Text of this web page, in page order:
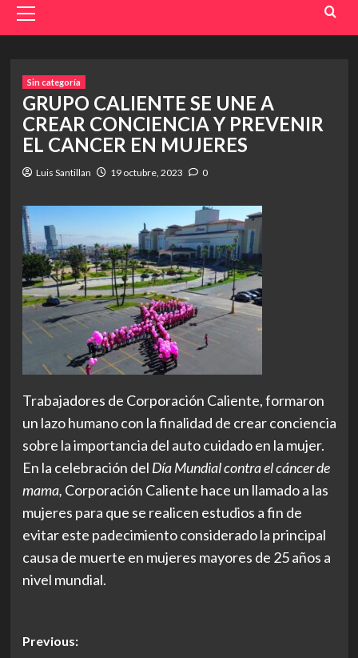
Menu
Sin categoría
GRUPO CALIENTE SE UNE A
CREAR CONCIENCIA Y PREVENIR
EL CANCER EN MUJERES
Luis Santillan 19 octubre, 2023 0
Trabajadores de Corporación Caliente, formaron
un lazo humano con la finalidad de crear conciencia
sobre la importancia del auto cuidado en la mujer.
En la celebración del Día Mundial contra el cáncer de
mama, Corporación Caliente hace un llamado a las
mujeres para que se realicen estudios a fin de
evitar este padecimiento considerado la principal
causa de muerte en mujeres mayores de 25 años a
nivel mundial.
Post
Previous: